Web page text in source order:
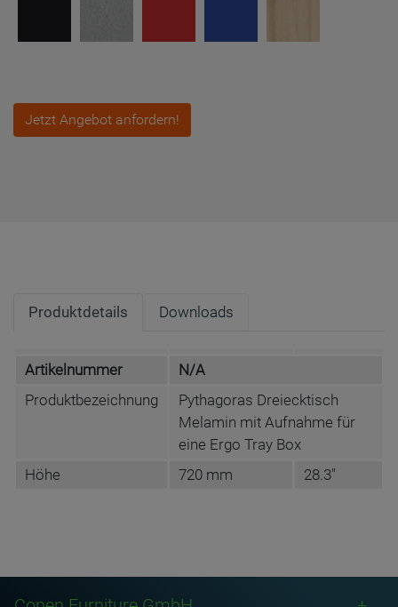
Jetzt Angebot anfordern!
Produktdetails Downloads
Artikelnummer
N/A
Produktbezeichnung
Pythagoras Dreiecktisch
Melamin mit Aufnahme für
eine Ergo Tray Box
Höhe
720 mm 28.3"